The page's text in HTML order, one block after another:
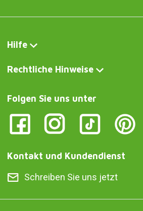
Hilfe
Rechtliche Hinweise
Folgen Sie uns unter
Kontakt und Kundendienst
Schreiben Sie uns jetzt